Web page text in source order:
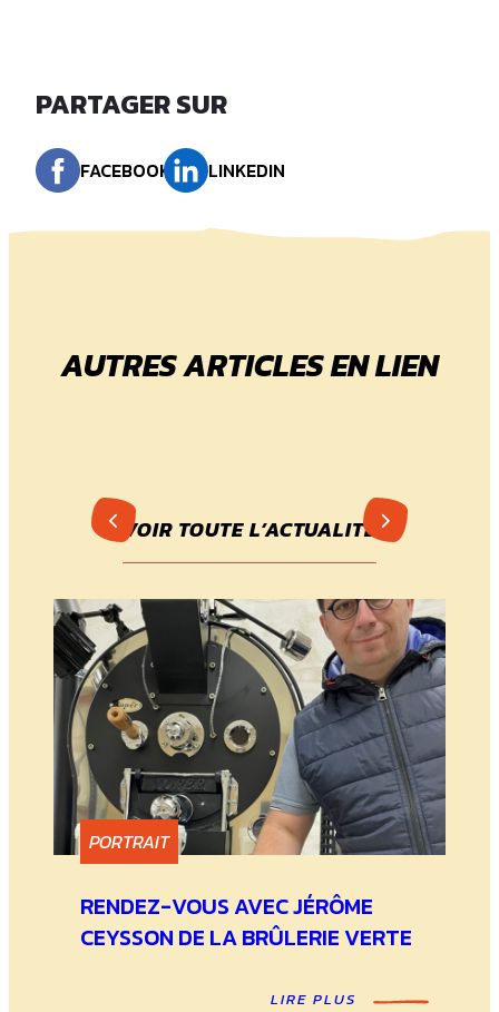
PARTAGER SUR
FACEBOOK LINKEDIN
AUTRES ARTICLES EN LIEN
VOIR TOUTE L’ACTUALITÉ
PORTRAIT
RENDEZ-VOUS AVEC JÉRÔME
CEYSSON DE LA BRÛLERIE VERTE
LIRE PLUS